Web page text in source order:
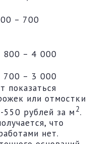
– 700
800 – 4 000
700 – 3 000
показаться
или отмостки
рублей за м 2.
что
нет.